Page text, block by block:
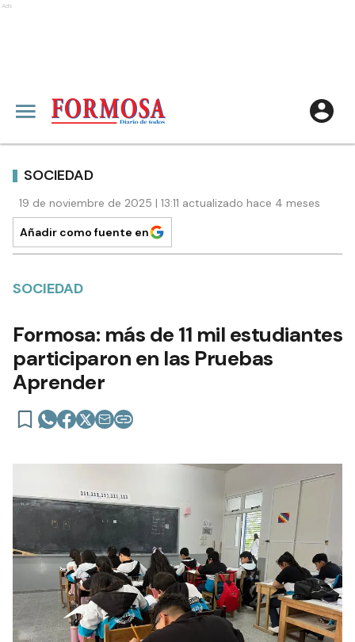
Ads
SOCIEDAD
19 de noviembre de 2025 | 13:11 actualizado hace 4 meses
Añadir como fuente en
SOCIEDAD
Formosa: más de 11 mil estudiantes
participaron en las Pruebas
Aprender